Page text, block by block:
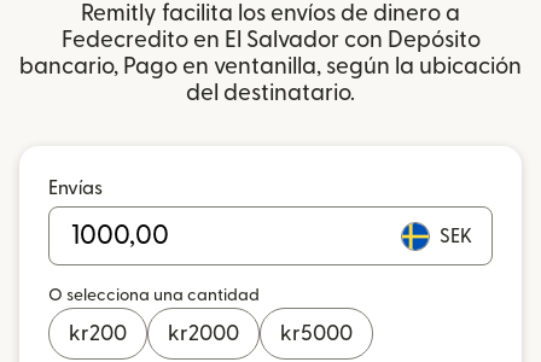
Remitly facilita los envíos de dinero a
Fedecredito en El Salvador con Depósito
bancario, Pago en ventanilla, según la ubicación
del destinatario.
Envías
SEK
O selecciona una cantidad
kr200 kr2000 kr5000